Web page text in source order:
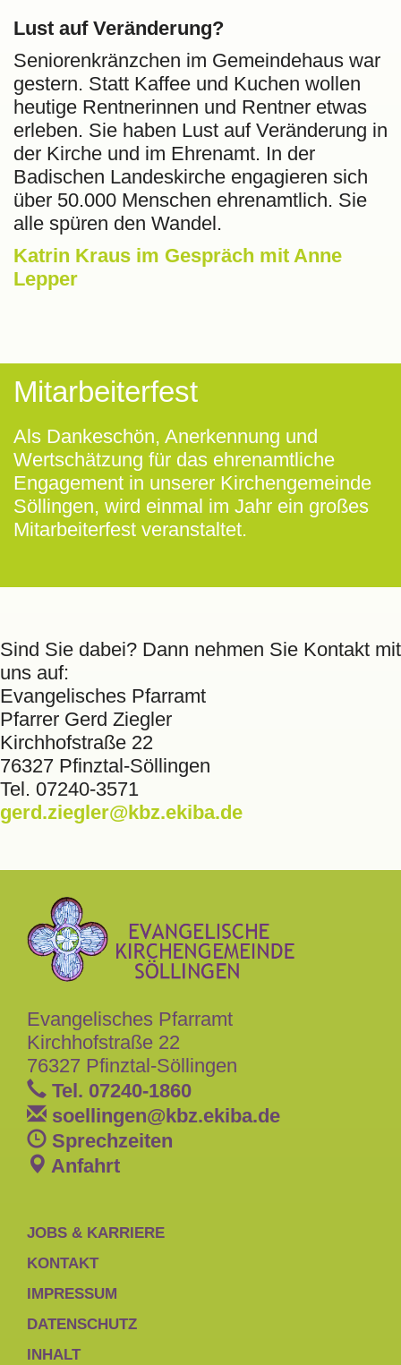
Lust auf Veränderung?
Seniorenkränzchen im Gemeindehaus war
gestern. Statt Kaffee und Kuchen wollen
heutige Rentnerinnen und Rentner etwas
erleben. Sie haben Lust auf Veränderung in
der Kirche und im Ehrenamt. In der
Badischen Landeskirche engagieren sich
über 50.000 Menschen ehrenamtlich. Sie
alle spüren den Wandel.
Katrin Kraus im Gespräch mit Anne
Lepper
Mitarbeiterfest
Als Dankeschön, Anerkennung und
Wertschätzung für das ehrenamtliche
Engagement in unserer Kirchengemeinde
Söllingen, wird einmal im Jahr ein großes
Mitarbeiterfest veranstaltet.
Sind Sie dabei? Dann nehmen Sie Kontakt mit
uns auf:
Evangelisches Pfarramt
Pfarrer Gerd Ziegler
Kirchhofstraße 22
76327 Pfinztal-Söllingen
Tel. 07240-3571
gerd.ziegler@kbz.ekiba.de
Evangelisches Pfarramt
Kirchhofstraße 22
76327 Pfinztal-Söllingen
Tel. 07240-1860
soellingen@kbz.ekiba.de
Sprechzeiten
Anfahrt
JOBS & KARRIERE
KONTAKT
IMPRESSUM
DATENSCHUTZ
INHALT